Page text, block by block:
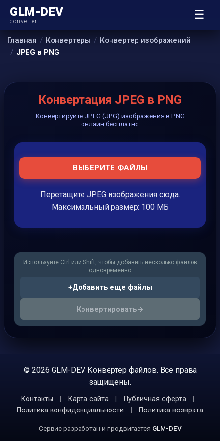
GLM-DEV
converter ☰
Главная Конвертеры
Конвертер изображений
JPEG в PNG
Конвертация JPEG в PNG
Конвертируйте JPEG (JPG) изображения в PNG
онлайн бесплатно
ВЫБЕРИТЕ ФАЙЛЫ
Перетащите JPEG изображения сюда.
Максимальный размер: 100 МБ
+Добавить еще файлы
Используйте Ctrl или Shift, чтобы добавить несколько файлов
одновременно
Конвертировать→
© 2026 GLM-DEV Конвертер файлов. Все права
защищены.
Контакты Карта сайта Публичная оферта
Политика конфиденциальности
Политика возврата
Сервис разработан и продвигается GLM-DEV